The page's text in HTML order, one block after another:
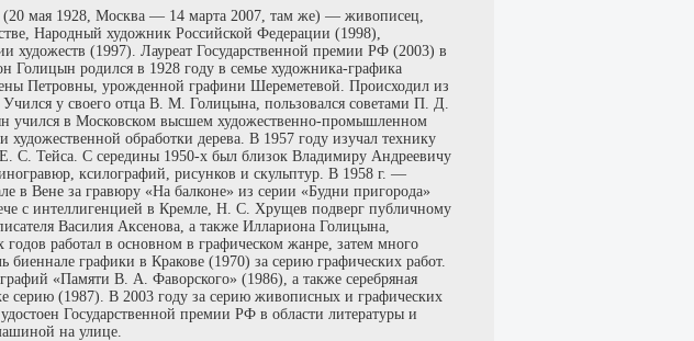
мая 1928, Москва — 14 марта 2007, там же) — живописец,
Народный художник Российской Федерации (1998),
художеств (1997). Лауреат Государственной премии РФ (2003) в
Голицын родился в 1928 году в семье художника-графика
Петровны, урожденной графини Шереметевой. Происходил из
у своего отца В. М. Голицына, пользовался советами П. Д.
в Московском высшем художественно-промышленном
обработки дерева. В 1957 году изучал технику
С. Тейса. С середины 1950-х был близок Владимиру Андреевичу
ксилографий, рисунков и скульптур. В 1958 г. —
в Вене за гравюру «На балконе» из серии «Будни пригорода»
с интеллигенцией в Кремле, Н. С. Хрущев подверг публичному
Василия Аксенова, а также Иллариона Голицына,
работал в основном в графическом жанре, затем много
биеннале графики в Кракове (1970) за серию графических работ.
«Памяти В. А. Фаворского» (1986), а также серебряная
серию (1987). В 2003 году за серию живописных и графических
Государственной премии РФ в области литературы и
на улице.